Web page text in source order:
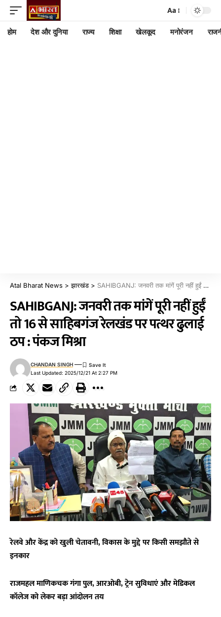
Aa
होम देश और दुनिया राज्य शिक्षा खेलकूद मनोरंजन
Atal Bharat News >झारखंड > SAHIBGANJ: जनवरी तक मांगें पूरी नहीं हुईं तो 16 से साहिबगंज रेलखंड पर पत्थर ढुलाई ठप : पंकज मिश्रा
SAHIBGANJ: जनवरी तक मांगें पूरी नहीं हुईं
तो 16 से साहिबगंज रेलखंड पर पत्थर ढुलाई
ठप : पंकज मिश्रा
Last Updated: 2025/12/21 At 2:27 PM
CHANDAN SINGH
रेलवे और केंद्र को खुली चेतावनी, विकास के मुद्दे पर किसी समझौते से
इनकार
राजमहल माणिकचक गंगा पुल, आरओबी, ट्रेन सुविधाएं और मेडिकल
कॉलेज को लेकर बड़ा आंदोलन तय